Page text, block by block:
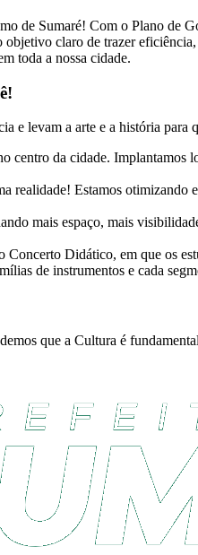
de Sumaré! Com o Plano de
claro de trazer
toda a nossa cidade.
e levam a arte e a história para
centro da cidade. Implantamos
realidade! Estamos otimizando
mais espaço, mais
Concerto Didático, em que os
de instrumentos e cada
que a Cultura é